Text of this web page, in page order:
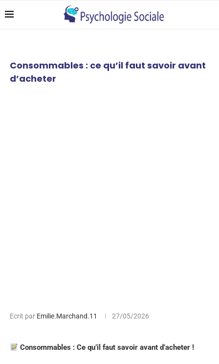
Consommables : ce qu’il faut savoir avant
d’acheter
Ecrit par Emilie.Marchand.11 27/05/2026
Consommables : Ce qu’il faut savoir avant d’acheter !